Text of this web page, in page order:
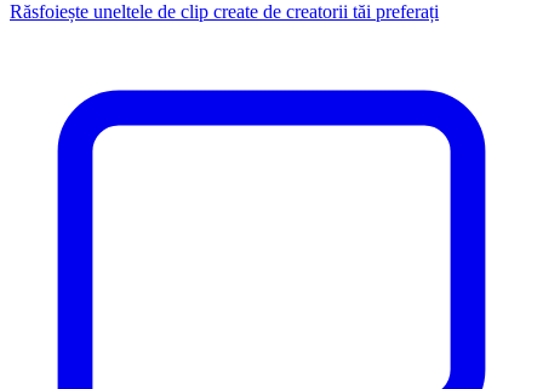
Răsfoiește uneltele de clip create de creatorii tăi preferați